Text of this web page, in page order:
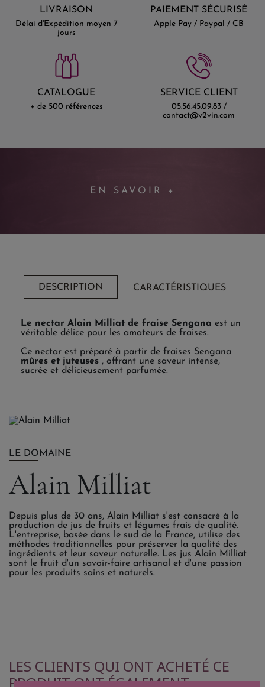
LIVRAISON
Délai d'Expédition moyen 7
jours
PAIEMENT SÉCURISÉ
Apple Pay / Paypal / CB
CATALOGUE
+ de 500 références
SERVICE CLIENT
05.56.45.09.83 /
contact@v2vin.com
EN SAVOIR +
DESCRIPTION CARACTÉRISTIQUES
Le nectar Alain Milliat de fraise Sengana est un
véritable délice pour les amateurs de fraises.
Ce nectar est préparé à partir de fraises Sengana
mûres et juteuses , offrant une saveur intense,
sucrée et délicieusement parfumée.
LE DOMAINE
Alain Milliat
Depuis plus de 30 ans, Alain Milliat s'est consacré à la
production de jus de fruits et légumes frais de qualité.
L'entreprise, basée dans le sud de la France, utilise des
méthodes traditionnelles pour préserver la qualité des
ingrédients et leur saveur naturelle. Les jus Alain Milliat
sont le fruit d'un savoir-faire artisanal et d'une passion
pour les produits sains et naturels.
LES CLIENTS QUI ONT ACHETÉ CE
PRODUIT ONT ÉGALEMENT